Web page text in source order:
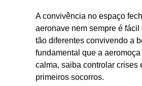
A convivência no espaço
aeronave nem sempre é fácil
tão diferentes convivendo a
fundamental que a
calma, saiba controlar crises
primeiros socorros.